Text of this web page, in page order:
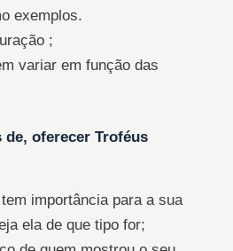
exemplos.
;
variar em função das
oferecer Troféus
importância para a sua
ela de que tipo for;